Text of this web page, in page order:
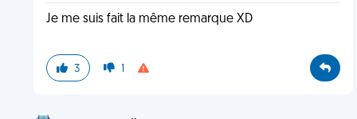
Je me suis fait la même remarque XD
3 1